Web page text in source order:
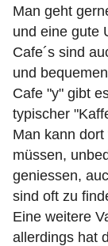
Man geht
und eine gute
Cafe´s sind
und
Cafe "y" gibt
typischer
Man kann
müssen,
geniessen,
sind oft zu
Eine weitere
allerdings hat